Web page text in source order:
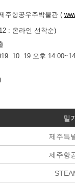
주항공우주박물관 (
: 온라인 선착순)
10. 19 오후
밀
제주특
제주항